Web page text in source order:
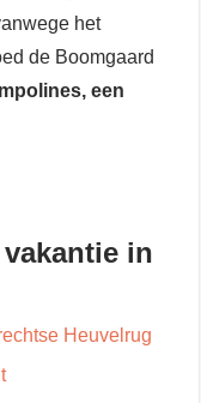
het
de Boomgaard
een
in
Heuvelrug